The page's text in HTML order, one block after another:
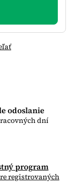
odoslanie
dní
program
registrovaných